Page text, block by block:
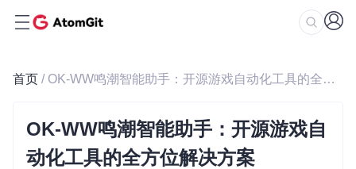
首页 / OK-WW鸣潮智能助手：开源游戏自动化工具的全方位解决方案
OK-WW鸣潮智能助手：开源游戏自
动化工具的全方位解决方案